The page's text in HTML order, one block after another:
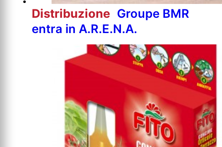
Distribuzione Groupe BMR
entra in A.R.E.N.A.